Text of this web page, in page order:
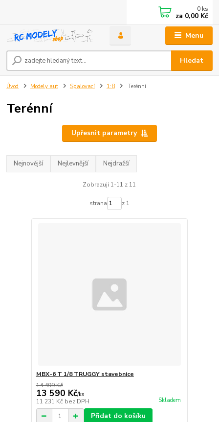
Menu
Hledat
0 ks
za 0,00 Kč
Úvod Modely aut Spalovací 1:8 Terénní
Terénní
Upřesnit parametry
Nejnovější Nejlevnější Nejdražší
Zobrazuji 1-11 z 11
strana z 1
MBX-6 T 1/8 TRUGGY stavebnice
14 499 Kč
13 590 Kč/ks
11 231 Kč bez DPH Skladem
Přidat do košíku